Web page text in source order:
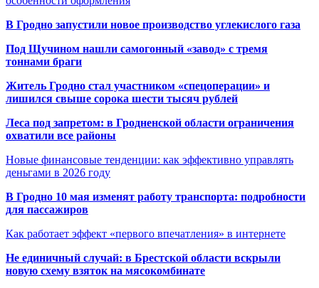
В Гродно запустили новое производство углекислого газа
Под Щучином нашли самогонный «завод» с тремя
тоннами браги
Житель Гродно стал участником «спецоперации» и
лишился свыше сорока шести тысяч рублей
Леса под запретом: в Гродненской области ограничения
охватили все районы
Новые финансовые тенденции: как эффективно управлять
деньгами в 2026 году
В Гродно 10 мая изменят работу транспорта: подробности
для пассажиров
Как работает эффект «первого впечатления» в интернете
Не единичный случай: в Брестской области вскрыли
новую схему взяток на мясокомбинате